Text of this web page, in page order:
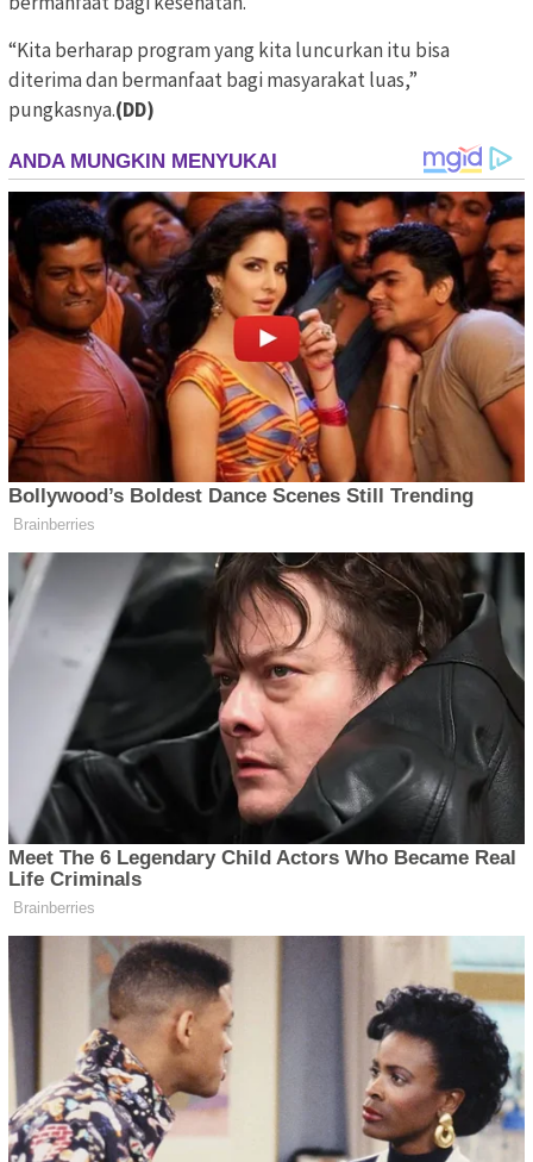
“Kita berharap program yang kita luncurkan itu bisa
diterima dan bermanfaat bagi masyarakat luas,”
pungkasnya.(DD)